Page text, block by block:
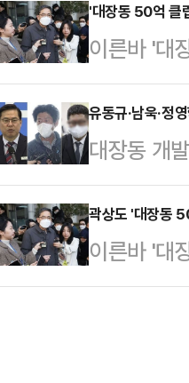
상하라"며
부장판사)
사와 정 회
당 약정금
민간개발
계약을 체
'대장동 50억 클
이른바 '대
전 국민의
(이승한 부
항소심 4
인과 검찰
잡는 절차
나왔다.곽
50억원(…
유동규·남욱·정
대장동 개
법원이 피
지법 형사
유동규 전
목적법인
곽상도 '대장동
이른바 '대
전 국민의